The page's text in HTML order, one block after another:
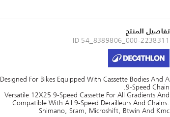
تفاصيل المنتج
ID 54_8389806_000-2238311
Designed For Bikes Equipped With Cassette Bodies And A
9-Speed Chain.
Versatile 12X25 9-Speed Cassette For All Gradients And
Compatible With All 9-Speed Derailleurs And Chains:
Shimano, Sram, Microshift, Btwin And Kmc